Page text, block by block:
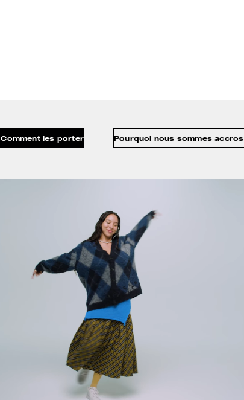
Comment les porter Pourquoi nous sommes accros